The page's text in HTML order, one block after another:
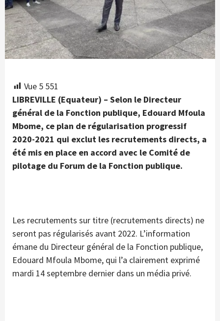
Vue 5 551
LIBREVILLE (Equateur) – Selon le Directeur
général de la Fonction publique, Edouard Mfoula
Mbome, ce plan de régularisation progressif
2020-2021 qui exclut les recrutements directs, a
été mis en place en accord avec le Comité de
pilotage du Forum de la Fonction publique.
Les recrutements sur titre (recrutements directs) ne
seront pas régularisés avant 2022. L’information
émane du Directeur général de la Fonction publique,
Edouard Mfoula Mbome, qui l’a clairement exprimé
mardi 14 septembre dernier dans un média privé.